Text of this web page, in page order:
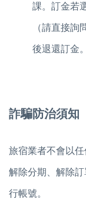
課。訂金若
（請直接詢
後退還訂金。
詐騙防治須知
旅宿業者不會以任
解除分期、解除
行帳號。